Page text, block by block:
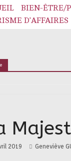
BIEN-ÊTRE/
D’AFFAIRES
2019 Geneviève